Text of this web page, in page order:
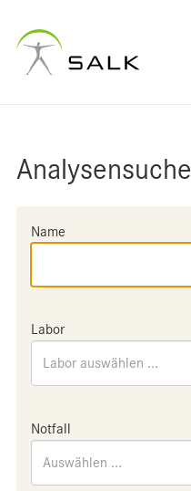
Analysensuche
Name
Labor
Labor auswählen ...
Notfall
Auswählen ...